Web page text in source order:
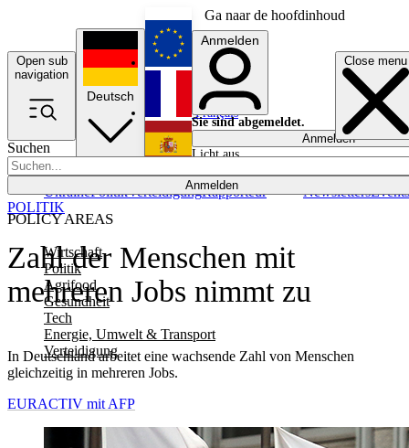
Ga naar de hoofdinhoud
Open sub
navigation
Close menu
Suchen
Anmelden
POLICY AREAS
Wirtschaft
Politik
Agrifood
Gesundheit
Tech
Energie, Umwelt & Transport
Verteidigung
UkrainePolitikVerteidigungRapporteur NewslettersEvents
Deutsch
English
Français
Anmelden
Sie sind abgemeldet.
Anmelden
Licht aus
Zahl der Menschen mit
mehreren Jobs nimmt zu
In Deutschland arbeitet eine wachsende Zahl von Menschen
gleichzeitig in mehreren Jobs.
POLITIK
EURACTIV mit AFP